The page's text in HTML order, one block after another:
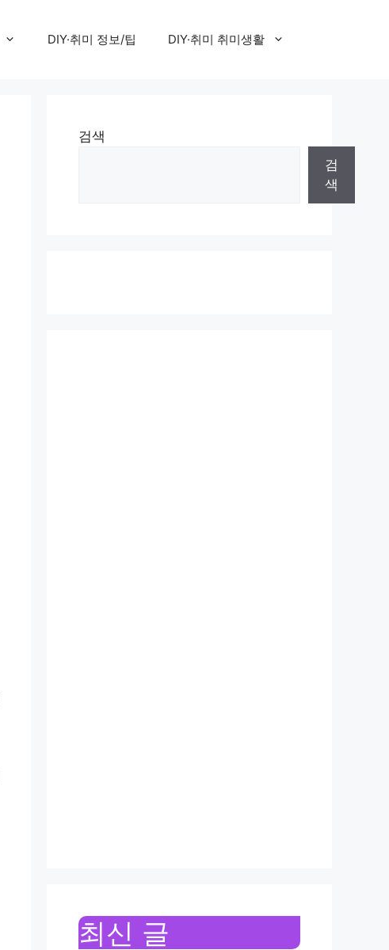
DIY·취미 정보/팁 DIY·취미 취미생활
검색
검
색
최신 글